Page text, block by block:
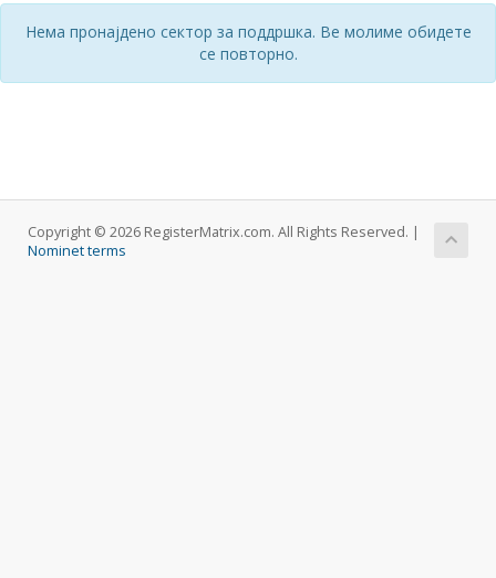
Нема пронајдено сектор за поддршка. Ве молиме обидете
се повторно.
Copyright © 2026 RegisterMatrix.com. All Rights Reserved. |
Nominet terms